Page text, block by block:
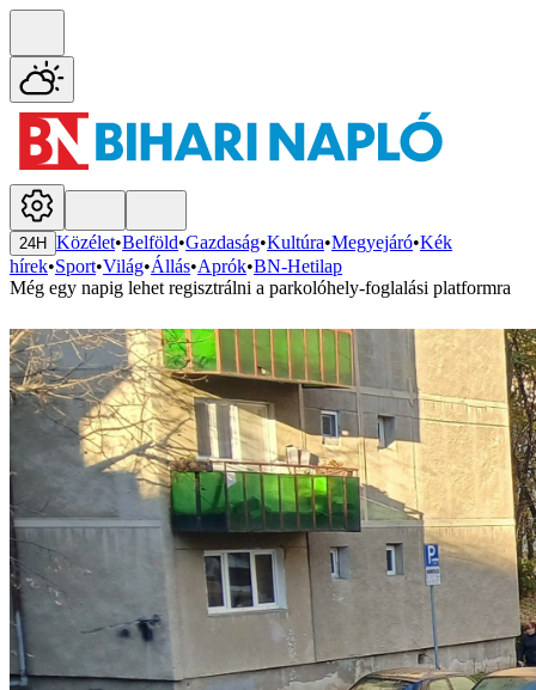
24H Közélet•Belföld•Gazdaság•Kultúra•Megyejáró•Kék
hírek•Sport•Világ•Állás•Aprók•BN-Hetilap
Még egy napig lehet regisztrálni a parkolóhely-foglalási platformra